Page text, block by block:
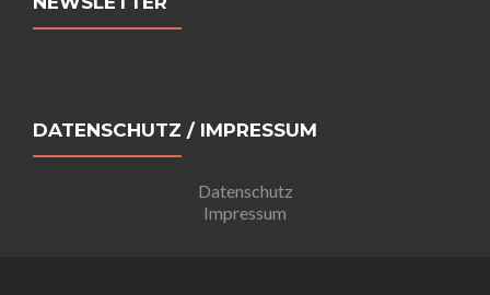
DATENSCHUTZ / IMPRESSUM
Datenschutz
Impressum